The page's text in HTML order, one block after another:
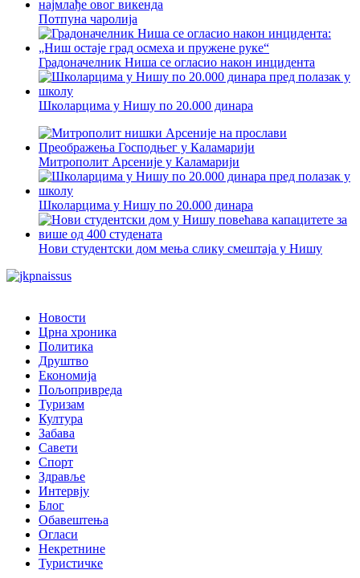
Потпуна чаролија
Градоначелник Ниша се огласио након инцидента
Школарцима у Нишу по 20.000 динара
Митрополит Арсеније у Каламарији
Школарцима у Нишу по 20.000 динара
Нови студентски дом мења слику смештаја у Нишу
Новости
Црна хроника
Политика
Друштво
Економија
Пољопривреда
Туризам
Култура
Забава
Савети
Спорт
Здравље
Интервју
Блог
Обавештења
Огласи
Некретнине
Туристичке